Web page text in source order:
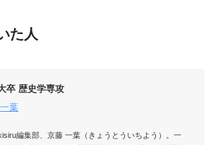
た人
卒 歴史学専攻
葉
編集部、京藤 一葉（きょうとういちよう）。一